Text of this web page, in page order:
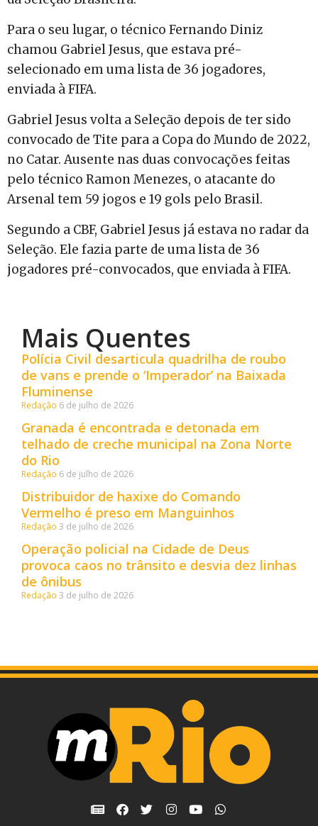
Para o seu lugar, o técnico Fernando Diniz
chamou Gabriel Jesus, que estava pré-
selecionado em uma lista de 36 jogadores,
enviada à FIFA.
Gabriel Jesus volta a Seleção depois de ter sido
convocado de Tite para a Copa do Mundo de 2022,
no Catar. Ausente nas duas convocações feitas
pelo técnico Ramon Menezes, o atacante do
Arsenal tem 59 jogos e 19 gols pelo Brasil.
Segundo a CBF, Gabriel Jesus já estava no radar da
Seleção. Ele fazia parte de uma lista de 36
jogadores pré-convocados, que enviada à FIFA.
Mais Quentes
Polícia Civil desarticula quadrilha de roubo
de vans e prende o ‘Imperador’ na Baixada
Fluminense
Redação 6 de julho de 2026
Granada é encontrada e detonada em
telhado de creche municipal na Zona Norte
do Rio
Redação 6 de julho de 2026
Distribuidor de haxixe do Comando
Vermelho é preso em Manguinhos
Redação 3 de julho de 2026
Operação policial na Cidade de Deus
provoca caos no trânsito e desvia dez linhas
de ônibus
Redação 3 de julho de 2026